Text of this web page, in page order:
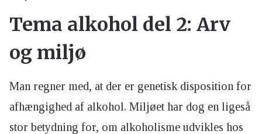
Tema alkohol del 2: Arv
og miljø
Man regner med, at der er genetisk disposition for
afhængighed af alkohol. Miljøet har dog en ligeså
stor betydning for, om alkoholisme udvikles hos